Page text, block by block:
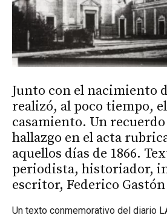
Junto con el nacimiento
realizó, al poco tiempo,
casamiento. Un recuerdo
hallazgo en el acta
aquellos días de 1866.
periodista, historiador,
escritor, Federico
Un texto conmemorativo del diario